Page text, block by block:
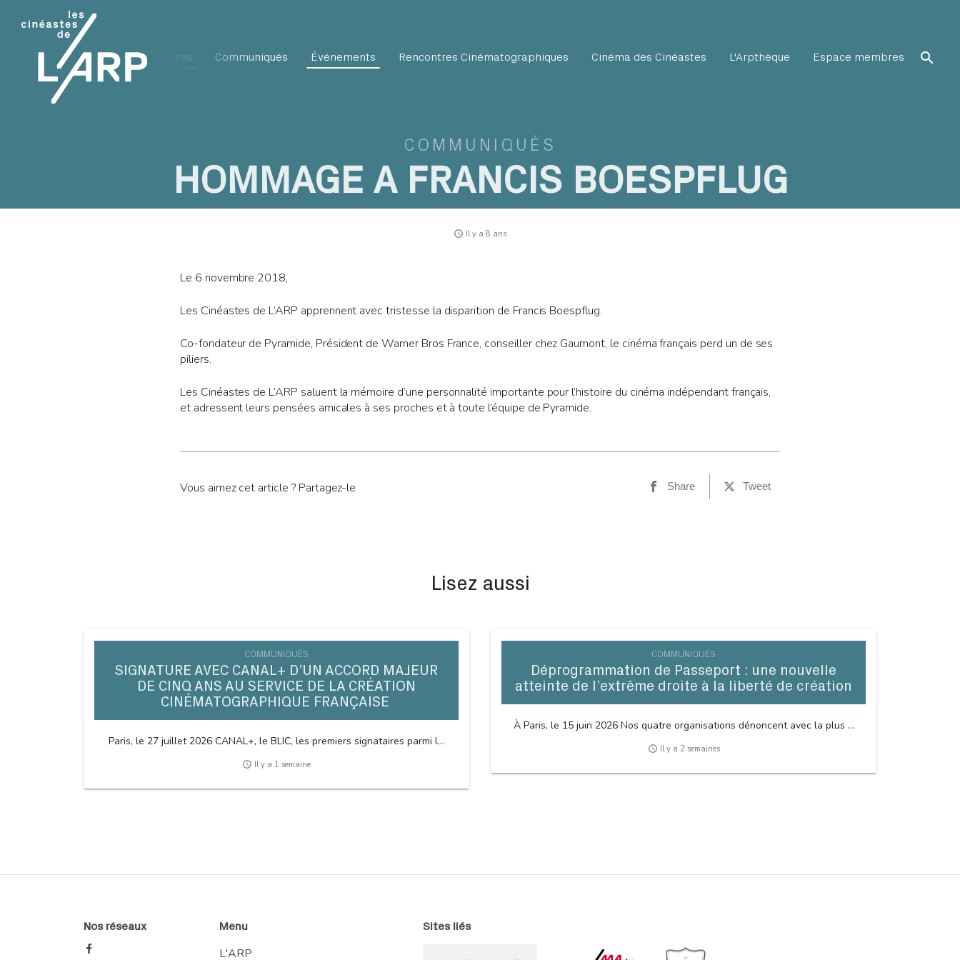
L'ARP Membres Communiqués Événements Rencontres Cinématographiques Cinéma des Cinéastes L'Arpthèque Espace membres search
COMMUNIQUÉS
HOMMAGE A FRANCIS BOESPFLUG
access_time Il y a 8 ans
Le 6 novembre 2018,
Les Cinéastes de L’ARP apprennent avec tristesse la disparition de Francis Boespflug.
Co-fondateur de Pyramide, Président de Warner Bros France, conseiller chez Gaumont, le cinéma français perd un de ses
piliers.
Les Cinéastes de L’ARP saluent la mémoire d’une personnalité importante pour l’histoire du cinéma indépendant français,
et adressent leurs pensées amicales à ses proches et à toute l’équipe de Pyramide.
Vous aimez cet article ? Partagez-le Share Tweet
Lisez aussi
COMMUNIQUÉS
SIGNATURE AVEC CANAL+ D’UN ACCORD MAJEUR
DE CINQ ANS AU SERVICE DE LA CRÉATION
CINÉMATOGRAPHIQUE FRANÇAISE
Paris, le 27 juillet 2026 CANAL+, le BLIC, les premiers signataires parmi l...
access_time Il y a 1 semaine
COMMUNIQUÉS
Déprogrammation de Passeport : une nouvelle
atteinte de l’extrême droite à la liberté de création
À Paris, le 15 juin 2026 Nos quatre organisations dénoncent avec la plus ...
access_time Il y a 2 semaines
Nos réseaux Menu
L'ARP
Sites liés